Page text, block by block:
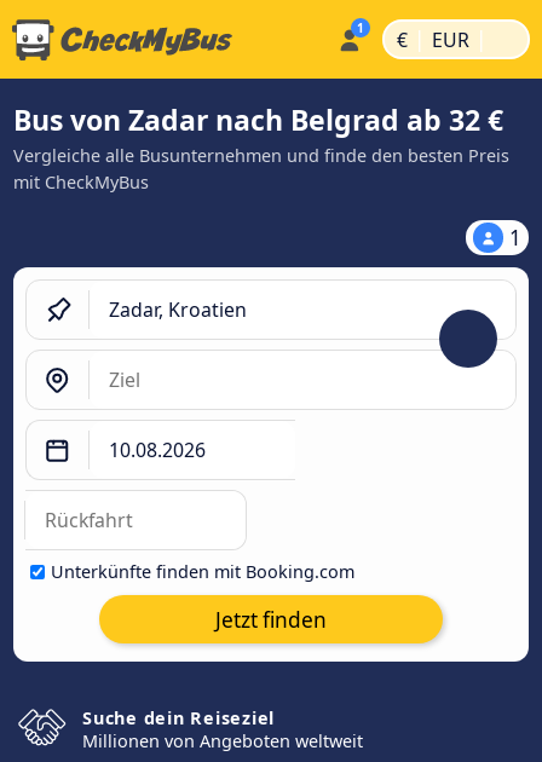
€ | EUR |
Bus von Zadar nach Belgrad ab 32 €
Vergleiche alle Busunternehmen und finde den besten Preis
mit CheckMyBus
1
Unterkünfte finden mit Booking.com
Jetzt finden
Suche dein Reiseziel
Millionen von Angeboten weltweit